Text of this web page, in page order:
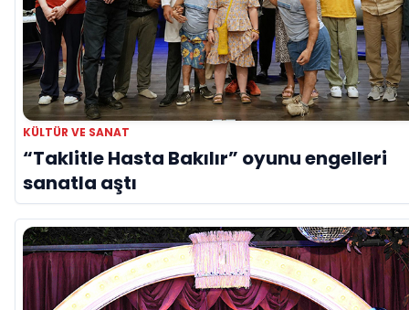
KÜLTÜR VE SANAT
“Taklitle Hasta Bakılır” oyunu engelleri
sanatla aştı